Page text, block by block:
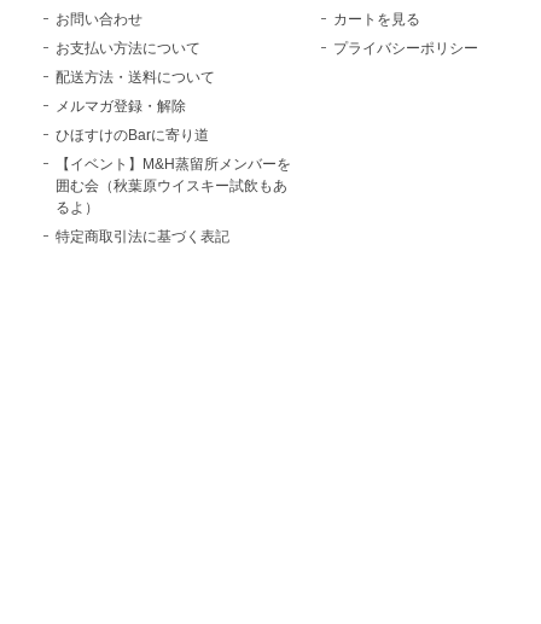
お問い合わせ
お支払い方法について
配送方法・送料について
メルマガ登録・解除
ひほすけのBarに寄り道
【イベント】M&H蒸留所メンバーを
囲む会（秋葉原ウイスキー試飲もあ
るよ）
特定商取引法に基づく表記
カートを見る
プライバシーポリシー